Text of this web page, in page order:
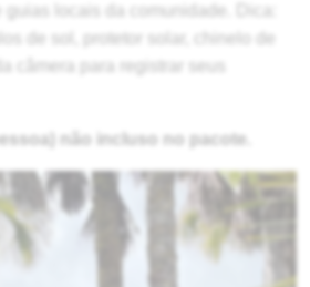
guias locais da comunidade. Dica:
de sol, protetor solar, chinelo de
câmera para registrar seus
não incluso no pacote.